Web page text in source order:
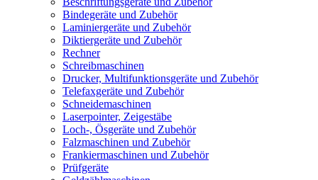
Bindegeräte und Zubehör
Laminiergeräte und Zubehör
Diktiergeräte und Zubehör
Rechner
Schreibmaschinen
Drucker, Multifunktionsgeräte und Zubehör
Telefaxgeräte und Zubehör
Schneidemaschinen
Laserpointer, Zeigestäbe
Loch-, Ösgeräte und Zubehör
Falzmaschinen und Zubehör
Frankiermaschinen und Zubehör
Prüfgeräte